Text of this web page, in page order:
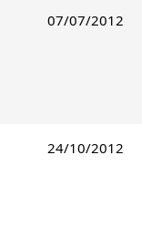
07/07/2012
24/10/2012